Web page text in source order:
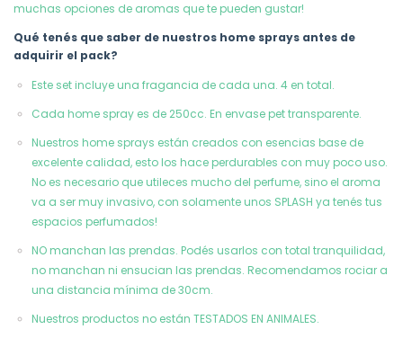
muchas opciones de aromas que te pueden gustar!
Qué tenés que saber de nuestros home sprays antes de
adquirir el pack?
Este set incluye una fragancia de cada una. 4 en total.
Cada home spray es de 250cc. En envase pet transparente.
Nuestros home sprays están creados con esencias base de
excelente calidad, esto los hace perdurables con muy poco uso.
No es necesario que utileces mucho del perfume, sino el aroma
va a ser muy invasivo, con solamente unos SPLASH ya tenés tus
espacios perfumados!
NO manchan las prendas. Podés usarlos con total tranquilidad,
no manchan ni ensucian las prendas. Recomendamos rociar a
una distancia mínima de 30cm.
Nuestros productos no están TESTADOS EN ANIMALES.